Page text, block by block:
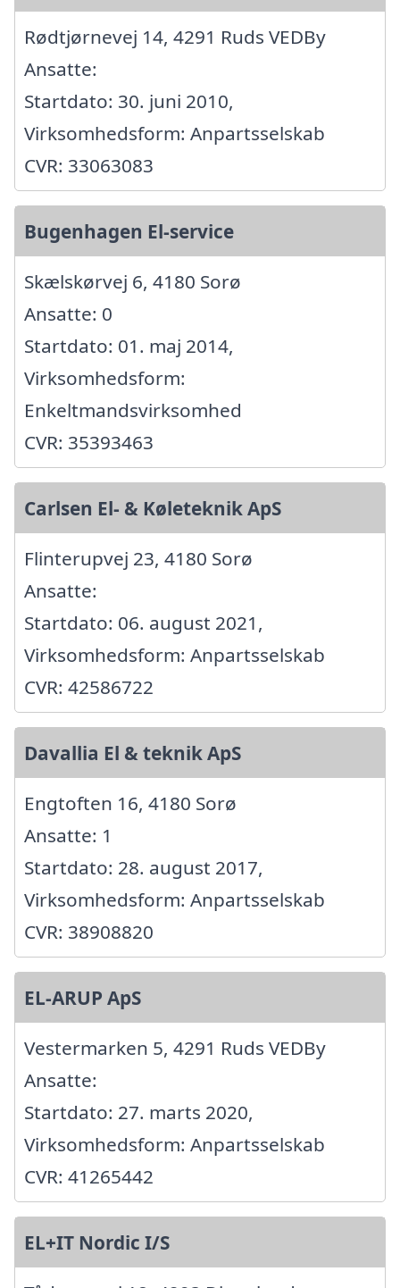
Rødtjørnevej 14, 4291 Ruds VEDBy
Ansatte:
Startdato: 30. juni 2010,
Virksomhedsform: Anpartsselskab
CVR: 33063083
Bugenhagen El-service
Skælskørvej 6, 4180 Sorø
Ansatte: 0
Startdato: 01. maj 2014,
Virksomhedsform:
Enkeltmandsvirksomhed
CVR: 35393463
Carlsen El- & Køleteknik ApS
Flinterupvej 23, 4180 Sorø
Ansatte:
Startdato: 06. august 2021,
Virksomhedsform: Anpartsselskab
CVR: 42586722
Davallia El & teknik ApS
Engtoften 16, 4180 Sorø
Ansatte: 1
Startdato: 28. august 2017,
Virksomhedsform: Anpartsselskab
CVR: 38908820
EL-ARUP ApS
Vestermarken 5, 4291 Ruds VEDBy
Ansatte:
Startdato: 27. marts 2020,
Virksomhedsform: Anpartsselskab
CVR: 41265442
EL+IT Nordic I/S